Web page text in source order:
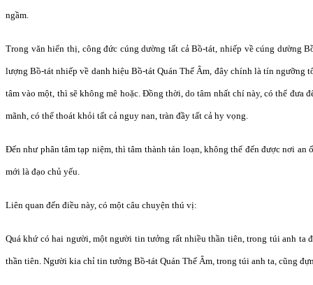
ngầm.
Trong văn hiển thị, công đức cúng dường tất cả Bồ-tát, nhiếp về cúng dường
lượng Bồ-tát nhiếp về danh hiệu Bồ-tát Quán Thế Âm, đây chính là tín ngưỡng
tâm vào một, thì sẽ không mê hoặc. Đồng thời, do tâm nhất chí này, có thể đưa
mãnh, có thể thoát khỏi tất cả nguy nan, tràn đầy tất cả hy vọng.
Đến như phân tâm tạp niệm, thì tâm thành tán loạn, không thể đến được nơi an
mới là đạo chủ yếu.
Liên quan đến điều này, có một câu chuyện thú vị:
Quá khứ có hai người, một người tin tưởng rất nhiều thần tiên, trong túi anh ta
thần tiên. Người kia chỉ tin tưởng Bồ-tát Quán Thế Âm, trong túi anh ta, cũng